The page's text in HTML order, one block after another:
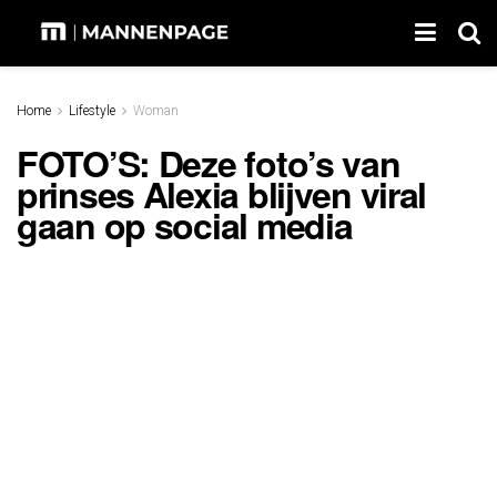
Home Lifestyle Woman
FOTO’S: Deze foto’s van
prinses Alexia blijven viral
gaan op social media